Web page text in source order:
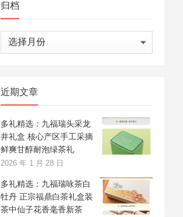
归档
归
档
近期文章
多礼精选：九福瑞头采龙
井礼盒 核心产区手工采摘
鲜爽甘醇耐泡绿茶礼
2026 年 1 月 28 日
多礼精选：九福瑞咏茶白
牡丹 正宗福鼎白茶礼盒装
茶中仙子花香毫香新茶